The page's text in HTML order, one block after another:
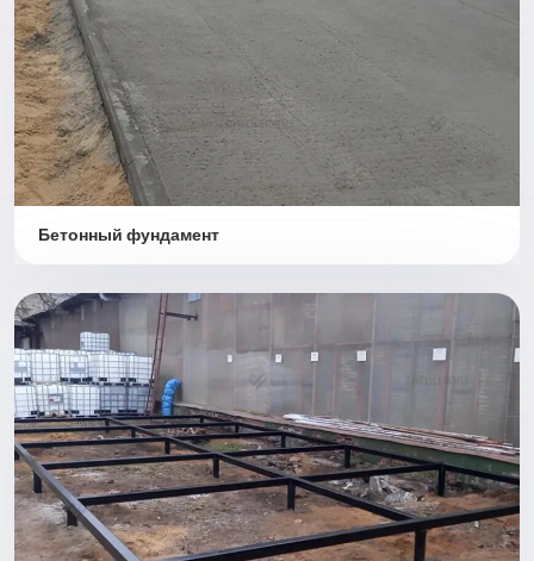
Бетонный фундамент